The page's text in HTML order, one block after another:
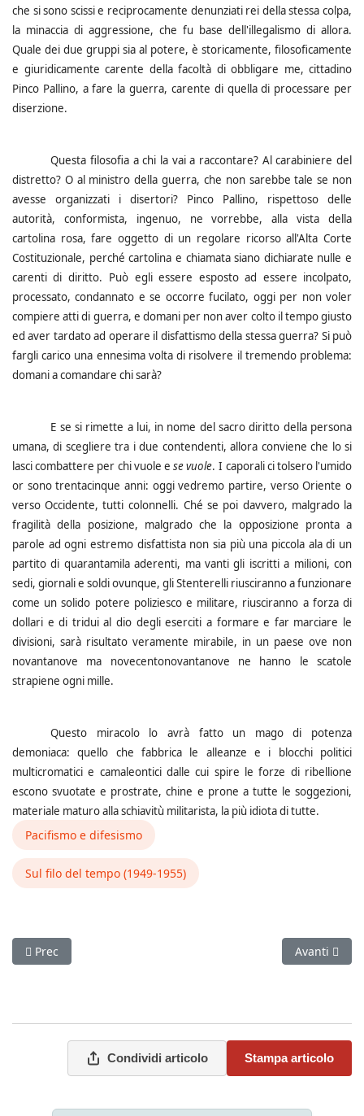
che si sono scissi e reciprocamente denunziati rei della stessa colpa,
la minaccia di aggressione, che fu base dell'illegalismo di allora.
Quale dei due gruppi sia al potere, è storicamente, filosoficamente
e giuridicamente carente della facoltà di obbligare me, cittadino
Pinco Pallino, a fare la guerra, carente di quella di processare per
diserzione.
Questa filosofia a chi la vai a raccontare? Al carabiniere del
distretto? O al ministro della guerra, che non sarebbe tale se non
avesse organizzati i disertori?
Pinco Pallino, rispettoso delle
autorità, conformista, ingenuo, ne vorrebbe, alla vista della
cartolina rosa, fare oggetto di un regolare ricorso all'Alta Corte
Costituzionale, perché cartolina e chiamata siano dichiarate nulle e
carenti di diritto. Può egli essere esposto ad essere incolpato,
processato, condannato e se occorre fucilato, oggi per non voler
compiere atti di guerra, e domani per non aver colto il tempo giusto
ed aver tardato ad operare il disfattismo della stessa guerra? Si può
fargli carico una ennesima volta di risolvere il tremendo problema:
domani a comandare chi sarà?
E se si rimette a lui, in nome del sacro diritto della persona
umana, di scegliere tra i due contendenti, allora conviene che lo si
lasci combattere per chi vuole e se vuole. I caporali ci tolsero l'umido
or sono trentacinque anni: oggi vedremo partire, verso Oriente o
verso Occidente, tutti colonnelli. Ché se poi davvero, malgrado la
fragilità della posizione, malgrado che la opposizione pronta a
parole ad ogni estremo disfattista non sia più una piccola ala di un
partito di quarantamila aderenti, ma vanti gli iscritti a milioni, con
sedi, giornali e soldi ovunque, gli Stenterelli riusciranno a funzionare
come un solido potere poliziesco e militare, riusciranno a forza di
dollari e di tridui al dio degli eserciti a formare e far marciare le
divisioni, sarà risultato veramente mirabile, in un paese ove non
novantanove ma novecentonovantanove ne hanno le scatole
strapiene ogni mille.
Questo miracolo lo avrà fatto un mago di potenza
demoniaca: quello che fabbrica le alleanze e i blocchi politici
multicromatici e camaleontici dalle cui spire le forze di ribellione
escono svuotate e prostrate, chine e prone a tutte le soggezioni,
materiale maturo alla schiavitù militarista, la più idiota di tutte.
Pacifismo e difesismo
Sul filo del tempo (1949-1955)
Articolo precedente: "Lode dell'aggressore" ( Battaglia
Prec Articolo
Avanti
Condividi articolo Stampa articolo